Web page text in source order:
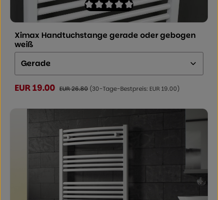
Durchschnittliche Bewertung von 0
Ximax Handtuchstange gerade oder gebogen
weiß
Ausführung:
Verkaufspreis:
EUR 19.00 Regulärer Preis:
EUR 26.80 (30-Tage-Bestpreis: EUR 19.00)